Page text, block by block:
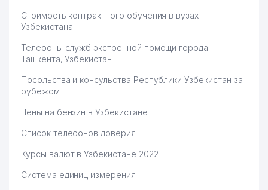
Стоимость контрактного обучения в вузах
Узбекистана
Телефоны служб экстренной помощи города
Ташкента, Узбекистан
Посольства и консульства Республики Узбекистан за
рубежом
Цены на бензин в Узбекистане
Список телефонов доверия
Курсы валют в Узбекистане 2022
Система единиц измерения